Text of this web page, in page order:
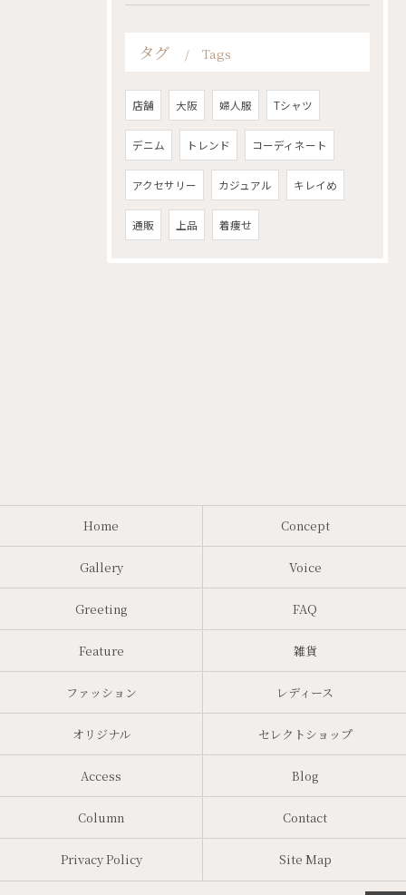
タグ Tags
店舗 大阪 婦人服 Tシャツ
デニム トレンド コーディネート
アクセサリー カジュアル キレイめ
通販 上品 着痩せ
Home Concept
Gallery Voice
Greeting FAQ
Feature 雑貨
ファッション レディース
オリジナル セレクトショップ
Access Blog
Column Contact
Privacy Policy Site Map